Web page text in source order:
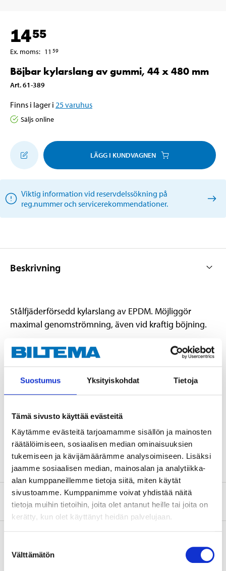
Suostumus Yksityiskohdat Tietoja
Tämä sivusto käyttää evästeitä
Käytämme evästeitä tarjoamamme sisällön ja mainosten
räätälöimiseen, sosiaalisen median ominaisuuksien
tukemiseen ja kävijämäärämme analysoimiseen. Lisäksi
jaamme sosiaalisen median, mainosalan ja analytiikka-
alan kumppaneillemme tietoja siitä, miten käytät
sivustoamme. Kumppanimme voivat yhdistää näitä
tietoja muihin tietoihin, joita olet antanut heille tai joita on
kerätty, kun olet käyttänyt heidän palvelujaan.
valinta
Välttämätön
1455
Ex. moms: 11 59
Böjbar kylarslang av gummi, 44 x 480 mm
Art.61-389
Finns i lager i 25varuhus
Säljs online
LÄGG I KUNDVAGNEN
Viktig information vid reservdelssökning på
reg.nummer och servicerekommendationer.
Beskrivning
Stålfjäderförsedd kylarslang av EPDM. Möjliggör
maximal genomströmning, även vid kraftig böjning.
Teknisk specifikation
Invändig diameter
44 mm
Tryck
7,5 bar
Temperaturområde
-40–+125 °C
Om tillverkaren